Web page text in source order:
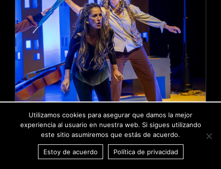
Utilizamos cookies para asegurar que damos la mejor
experiencia al usuario en nuestra web. Si sigues utilizando
este sitio asumiremos que estás de acuerdo.
Estoy de acuerdo Política de privacidad